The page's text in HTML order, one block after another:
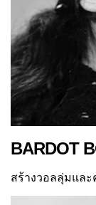
BARDOT
สร้างวอลลุ่มและ